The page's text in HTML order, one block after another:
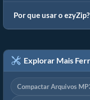
Por que usar o ezyZip?
Explorar Mais
Compactar Arquivos